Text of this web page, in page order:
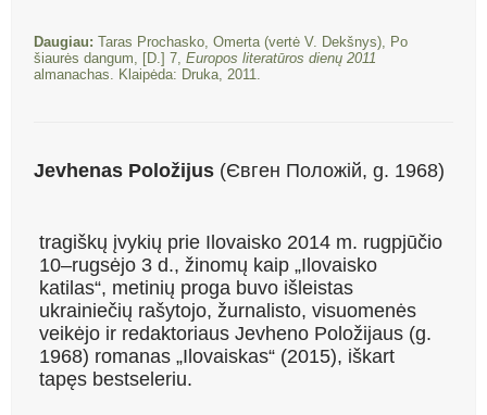
Daugiau:Taras Prochasko, Omerta (vertė V. Dekšnys), Po
šiaurės dangum, [D.] 7,Europos literatūros dienų 2011
almanachas. Klaipėda: Druka, 2011.
Jevhenas Položijus (Євген Положій, g. 1968)
tragiškų įvykių prie Ilovaisko 2014 m. rugpjūčio
10–rugsėjo 3 d., žinomų kaip „Ilovaisko
katilas“, metinių proga buvo išleistas
ukrainiečių rašytojo, žurnalisto, visuomenės
veikėjo ir redaktoriaus Jevheno Položijaus (g.
1968) romanas „Ilovaiskas“ (2015), iškart
tapęs bestseleriu.